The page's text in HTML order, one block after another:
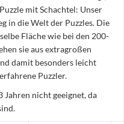
mit Schachtel: Unser
in die Welt der Puzzles. Die
Fläche wie bei den 200-
sie aus extragroßen
damit besonders leicht
Puzzler.
Jahren nicht geeignet, da